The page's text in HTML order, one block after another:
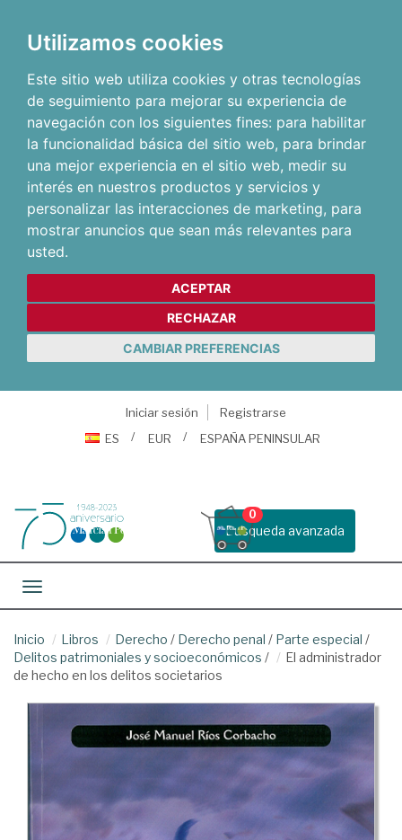
Utilizamos cookies
Este sitio web utiliza cookies y otras tecnologías
de seguimiento para mejorar su experiencia de
navegación con los siguientes fines: para habilitar
la funcionalidad básica del sitio web, para brindar
una mejor experiencia en el sitio web, medir su
interés en nuestros productos y servicios y
personalizar las interacciones de marketing, para
mostrar anuncios que sean más relevantes para
usted.
ACEPTAR
RECHAZAR
CAMBIAR PREFERENCIAS
Iniciar sesión
Registrarse
ES
EUR ESPAÑA PENINSULAR
Busqueda avanzada
0
Toggle navigation
Inicio Libros Derecho / Derecho penal / Parte especial /
Delitos patrimoniales y socioeconómicos /
El administrador
de hecho en los delitos societarios